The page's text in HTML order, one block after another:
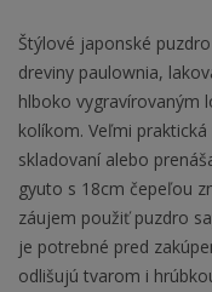
Štýlové japonské
dreviny paulownia,
hlboko vygravírovaným
kolíkom. Veľmi
skladovaní alebo
gyuto s 18cm čepeľou
záujem použiť puzdro
je potrebné pred
odlišujú tvarom i